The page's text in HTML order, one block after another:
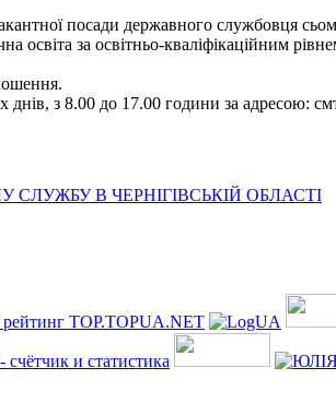
посади державного службовця
за освітньо-кваліфікаційним
днів, з 8.00 до 17.00 години за адресою:
В ЧЕРНІГІВСЬКІЙ ОБЛАСТІ